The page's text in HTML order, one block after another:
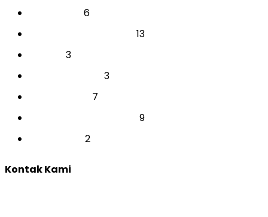
6
13
3
3
7
9
2
Kontak Kami